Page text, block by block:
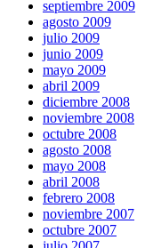
septiembre 2009
agosto 2009
julio 2009
junio 2009
mayo 2009
abril 2009
diciembre 2008
noviembre 2008
octubre 2008
agosto 2008
mayo 2008
abril 2008
febrero 2008
noviembre 2007
octubre 2007